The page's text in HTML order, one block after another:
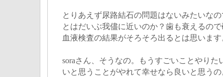
とりあえず尿路結石の問題はないみたいな
とはだいぶ我儘に近いのか？歯も衰えるの
血液検査の結果がそろそろ出るとは思いま
soraさん、そうなの。もうすごいことやりた
いと思うことがやれて幸せなら良いと思う